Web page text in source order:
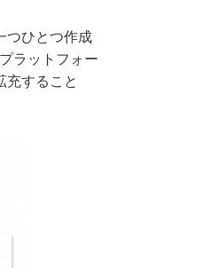
つひとつ作成
ラットフォー
充すること